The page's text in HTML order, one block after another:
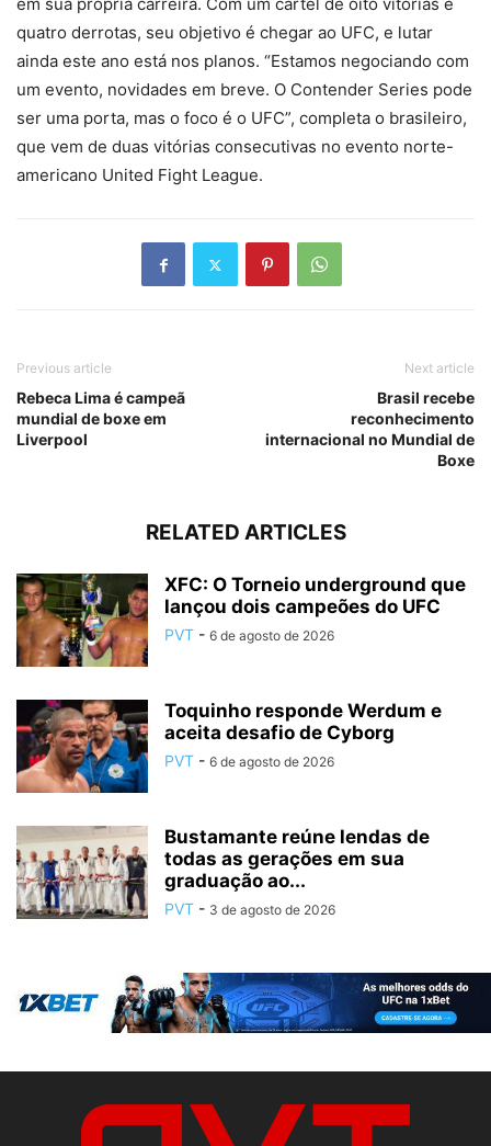
quatro derrotas, seu objetivo é chegar ao UFC, e lutar
ainda este ano está nos planos. “Estamos negociando com
um evento, novidades em breve. O Contender Series pode
ser uma porta, mas o foco é o UFC”, completa o brasileiro,
que vem de duas vitórias consecutivas no evento norte-
americano United Fight League.
Previous article
Rebeca Lima é campeã
mundial de boxe em
Liverpool
Next article
Brasil recebe
reconhecimento
internacional no Mundial de
Boxe
RELATED ARTICLES
XFC: O Torneio underground que
lançou dois campeões do UFC
PVT - 6 de agosto de 2026
Toquinho responde Werdum e
aceita desafio de Cyborg
PVT - 6 de agosto de 2026
Bustamante reúne lendas de
todas as gerações em sua
graduação ao...
PVT - 3 de agosto de 2026